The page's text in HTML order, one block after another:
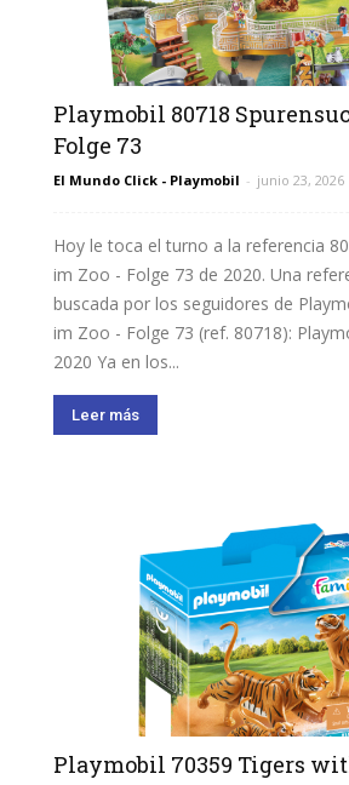
Playmobil 80718
Folge 73
El Mundo Click - Playmobil - junio 23, 2026
Hoy le toca el turno a la referencia
im Zoo - Folge 73 de 2020. Una
buscada por los seguidores de
im Zoo - Folge 73 (ref. 80718):
2020 Ya en los...
Leer más
Playmobil 70359 Tigers